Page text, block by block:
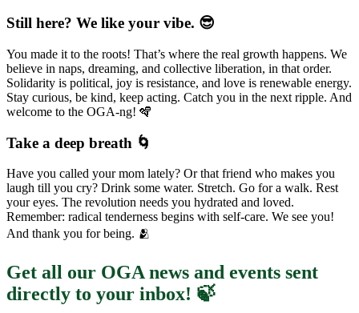
Still here? We like your vibe. 😎
You made it to the roots! That’s where the real growth happens. We
believe in naps, dreaming, and collective liberation, in that order.
Solidarity is political, joy is resistance, and love is renewable energy.
Stay curious, be kind, keep acting. Catch you in the next ripple. And
welcome to the OGA-ng! 🪇
Take a deep breath 🌀
Have you called your mom lately? Or that friend who makes you
laugh till you cry? Drink some water. Stretch. Go for a walk. Rest
your eyes. The revolution needs you hydrated and loved.
Remember: radical tenderness begins with self-care. We see you!
And thank you for being. 🫂
Get all our OGA news and events sent
directly to your inbox! 🍃